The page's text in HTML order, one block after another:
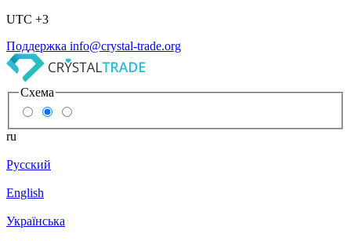
UTC +3
Поддержка info@crystal-trade.org
Схема
ru
Русский
English
Українська